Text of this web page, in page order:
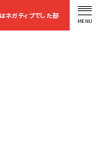
ネガティブでした部
FAN CLUB
MENU